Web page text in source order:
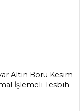
Altın Boru Kesim
İşlemeli Tesbih